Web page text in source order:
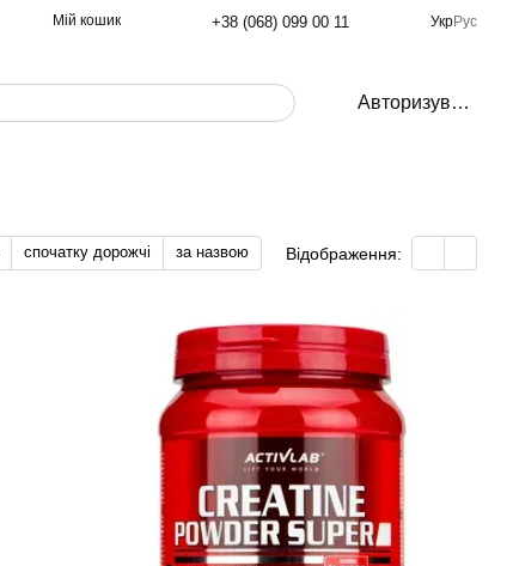
Мій кошик +38 (068) 099 00 11 УкрРус
Авторизуватись
спочатку дорожчі за назвою Відображення: